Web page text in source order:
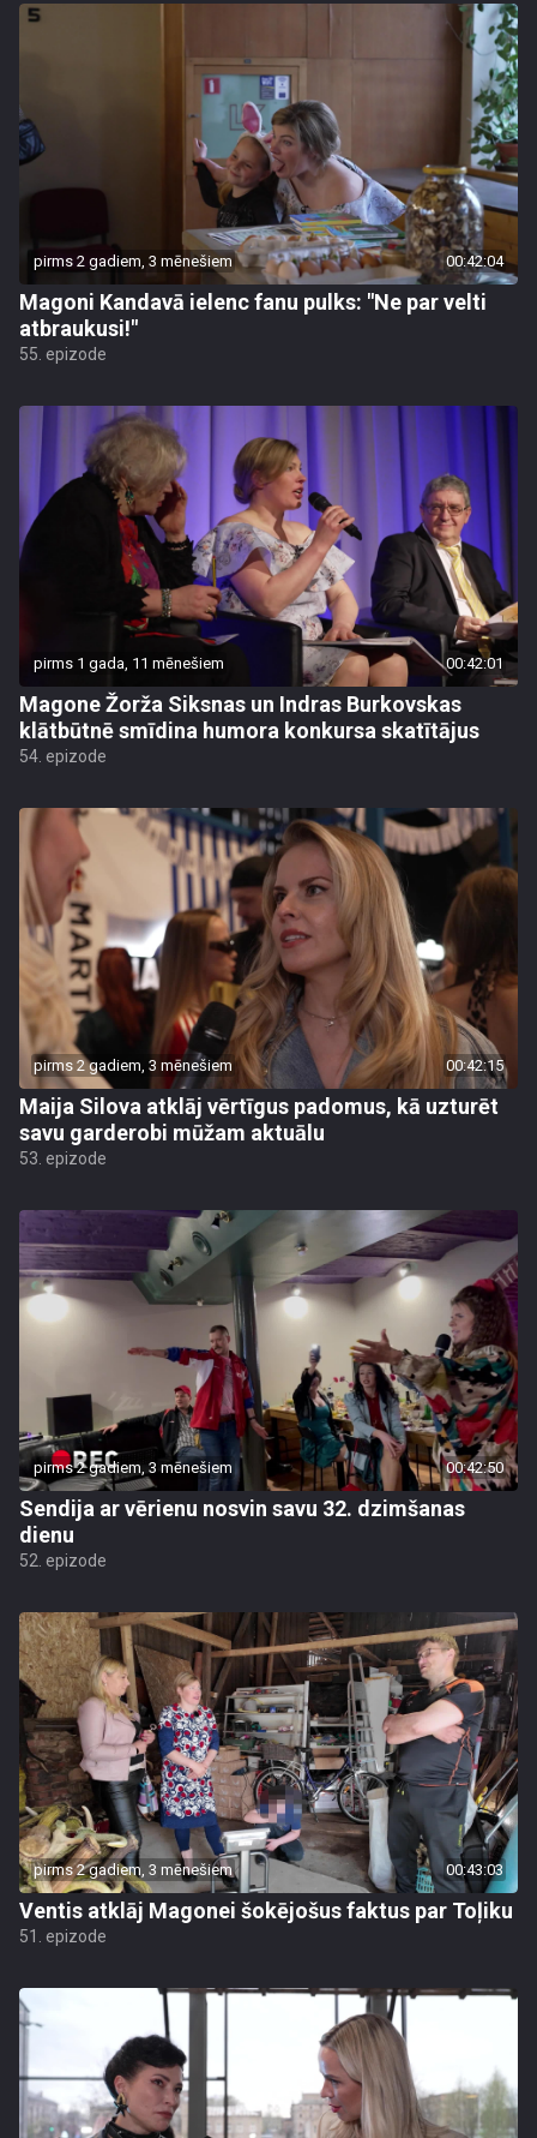
pirms 2 gadiem, 3 mēnešiem 00:42:04
Magoni Kandavā ielenc fanu pulks: "Ne par velti
atbraukusi!"
55. epizode
pirms 1 gada, 11 mēnešiem 00:42:01
Magone Žorža Siksnas un Indras Burkovskas
klātbūtnē smīdina humora konkursa skatītājus
54. epizode
pirms 2 gadiem, 3 mēnešiem 00:42:15
Maija Silova atklāj vērtīgus padomus, kā uzturēt
savu garderobi mūžam aktuālu
53. epizode
pirms 2 gadiem, 3 mēnešiem 00:42:50
Sendija ar vērienu nosvin savu 32. dzimšanas
dienu
52. epizode
pirms 2 gadiem, 3 mēnešiem 00:43:03
Ventis atklāj Magonei šokējošus faktus par Toļiku
51. epizode